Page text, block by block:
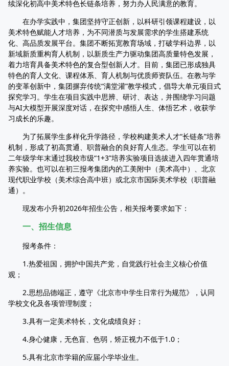
续深化初高中美术特色长链条培养，努力办人民满意的教育。
在办学实践中，集团坚持守正创新，以科研引领课程建设，以
美术特色赋能人才培养，为不同潜质与发展需求的学生搭建系统
化、高品质发展平台。集团不断拓宽教育场域，打破学科边界，以
新域新质重构育人机制，以新质生产力驱动集团高质量特色发展，
着力培育具备美术特色的复合型创新人才。目前，集团已形成独具
特色的育人文化、课程体系、育人机制与优质师资队伍。在教与学
的变革创新中，集团摒弃传统“满堂灌”教学模式，倡导大单元项目式
探究学习。学生在项目实践中思辨、研讨、表达，并围绕学习问题
与AI大模型开展深度对话，在探究中感悟人生、体悟艺术，收获学
习成长的乐趣。
为了拓展学生多样化升学路径，学校构建美术人才“长链条”培养
机制，形成了初高贯通、职普融合的良好育人生态。学生可以在初
二年级学年末通过我校市级“1+3”培养实验项目选拔进入四年贯通培
养实验。也可以在初三报考集团内的工美附中（美术高中）、北京
现代职业学校（美术综合高中班）或北京市国际美术学校（职普融
通）。
现发布小升初2026年招生公告，相关报考要求如下：
一、招生信息
报考条件：
1.热爱祖国，拥护中国共产党，自觉践行社会主义核心价值
观；
2.思想品德端正，遵守《北京市中学生日常行为规范》，认同
学校文化及各项管理制度；
3.具有一定美术特长，文化成绩良好；
4.身心健康，无色盲、色弱，矫正视力不低于1.0；
5.具有北京市学籍的应届小学毕业生。